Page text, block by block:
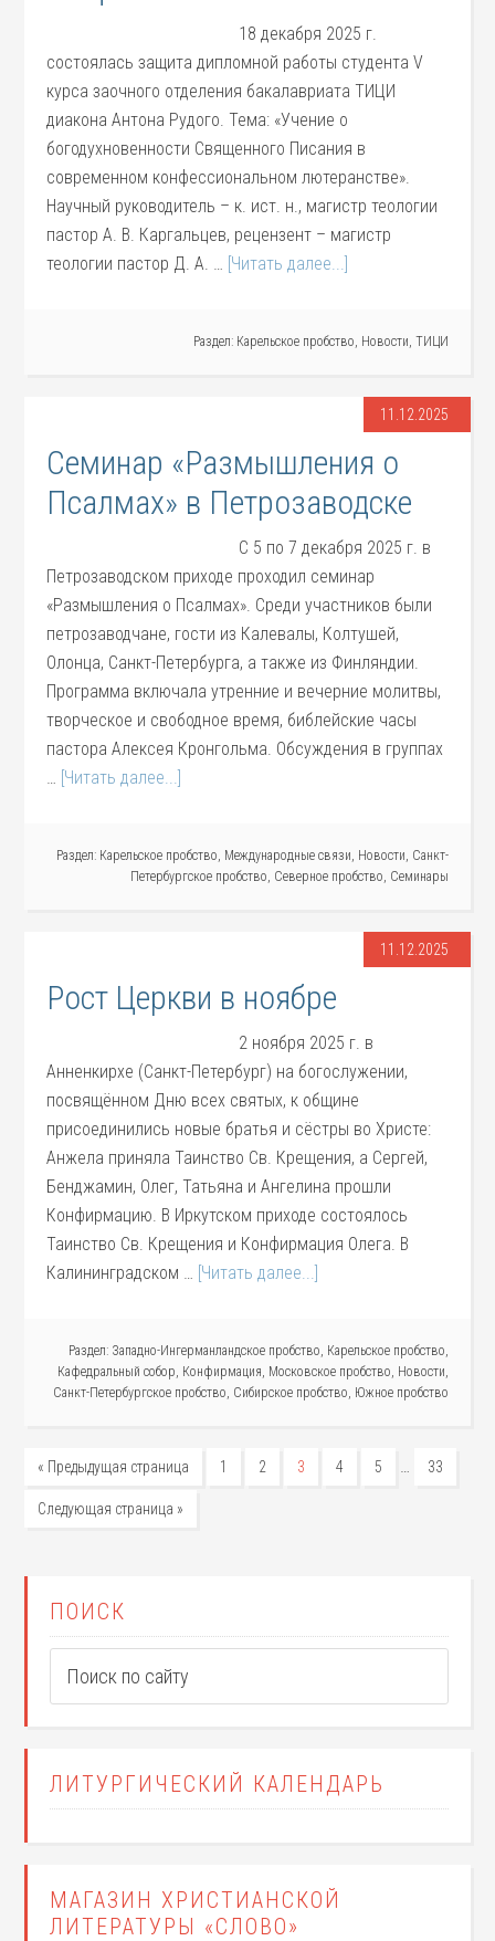
18 декабря 2025 г.
состоялась защита дипломной работы студента V
курса заочного отделения бакалавриата ТИЦИ
диакона Антона Рудого. Тема: «Учение о
богодухновенности Священного Писания в
современном конфессиональном лютеранстве».
Научный руководитель – к. ист. н., магистр теологии
пастор А. В. Каргальцев, рецензент – магистр
теологии пастор Д. А. … [Читать далее...]
Раздел: Карельское пробство, Новости, ТИЦИ
11.12.2025
Cеминар «Размышления о
Псалмах» в Петрозаводске
С 5 по 7 декабря 2025 г. в
Петрозаводском приходе проходил семинар
«Размышления о Псалмах». Среди участников были
петрозаводчане, гости из Калевалы, Колтушей,
Олонца, Санкт-Петербурга, а также из Финляндии.
Программа включала утренние и вечерние молитвы,
творческое и свободное время, библейские часы
пастора Алексея Кронгольма. Обсуждения в группах
… [Читать далее...]
Раздел: Карельское пробство, Международные связи, Новости, Санкт-
Петербургское пробство, Северное пробство, Семинары
11.12.2025
Рост Церкви в ноябре
2 ноября 2025 г. в
Анненкирхе (Санкт-Петербург) на богослужении,
посвящённом Дню всех святых, к общине
присоединились новые братья и сёстры во Христе:
Анжела приняла Таинство Св. Крещения, а Сергей,
Бенджамин, Олег, Татьяна и Ангелина прошли
Конфирмацию. В Иркутском приходе состоялось
Таинство Св. Крещения и Конфирмация Олега. В
Калининградском … [Читать далее...]
Раздел: Западно-Ингерманландское пробство, Карельское пробство,
Кафедральный собор, Конфирмация, Московское пробство, Новости,
Санкт-Петербургское пробство, Сибирское пробство, Южное пробство
« Предыдущая страница 1 2 3 4 5 … 33
Следующая страница »
ПОИСК
ЛИТУРГИЧЕСКИЙ КАЛЕНДАРЬ
МАГАЗИН ХРИСТИАНСКОЙ
ЛИТЕРАТУРЫ «СЛОВО»